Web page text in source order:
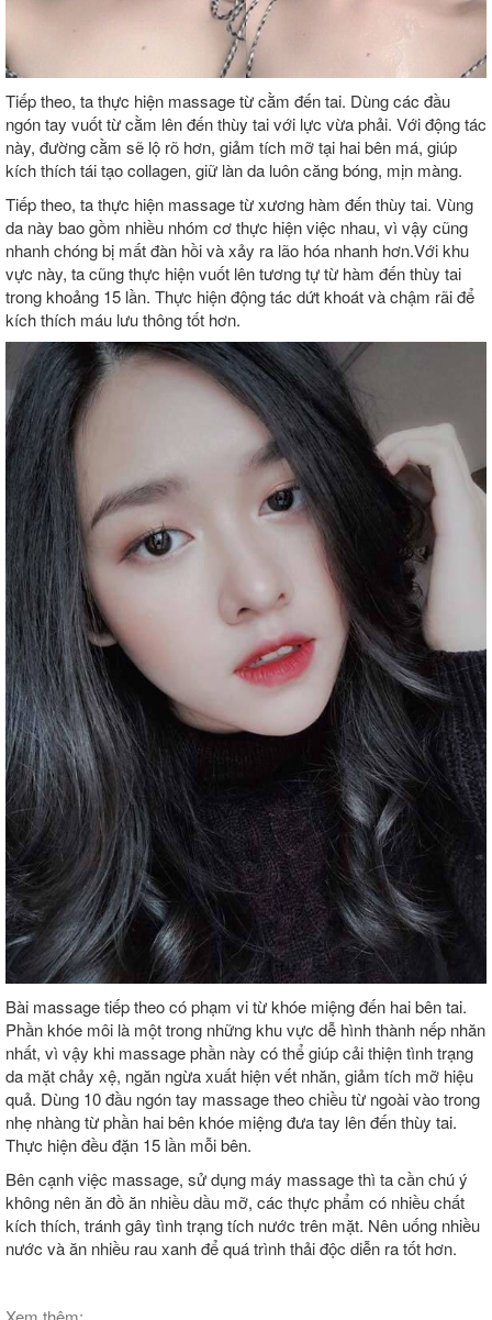
Tiếp theo, ta thực hiện massage từ cằm đến tai. Dùng các đầu
ngón tay vuốt từ cằm lên đến thùy tai với lực vừa phải. Với động tác
này, đường cằm sẽ lộ rõ hơn, giảm tích mỡ tại hai bên má, giúp
kích thích tái tạo collagen, giữ làn da luôn căng bóng, mịn màng.
Tiếp theo, ta thực hiện massage từ xương hàm đến thùy tai. Vùng
da này bao gồm nhiều nhóm cơ thực hiện việc nhau, vì vậy cũng
nhanh chóng bị mất đàn hồi và xảy ra lão hóa nhanh hơn.Với khu
vực này, ta cũng thực hiện vuốt lên tương tự từ hàm đến thùy tai
trong khoảng 15 lần. Thực hiện động tác dứt khoát và chậm rãi để
kích thích máu lưu thông tốt hơn.
Bài massage tiếp theo có phạm vi từ khóe miệng đến hai bên tai.
Phần khóe môi là một trong những khu vực dễ hình thành nếp nhăn
nhất, vì vậy khi massage phần này có thể giúp cải thiện tình trạng
da mặt chảy xệ, ngăn ngừa xuất hiện vết nhăn, giảm tích mỡ hiệu
quả. Dùng 10 đầu ngón tay massage theo chiều từ ngoài vào trong
nhẹ nhàng từ phần hai bên khóe miệng đưa tay lên đến thùy tai.
Thực hiện đều đặn 15 lần mỗi bên.
Bên cạnh việc massage, sử dụng máy massage thì ta cần chú ý
không nên ăn đồ ăn nhiều dầu mỡ, các thực phẩm có nhiều chất
kích thích, tránh gây tình trạng tích nước trên mặt. Nên uống nhiều
nước và ăn nhiều rau xanh để quá trình thải độc diễn ra tốt hơn.